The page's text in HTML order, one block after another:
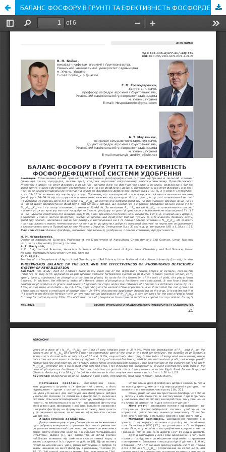
БАЛАНС ФОСФОРУ В ҐРУНТІ ТА ЕФЕКТИВНІСТЬ ФОСФОРДЕФІЦИТНОЇ СИСТЕМИ УДОБРЕННЯ